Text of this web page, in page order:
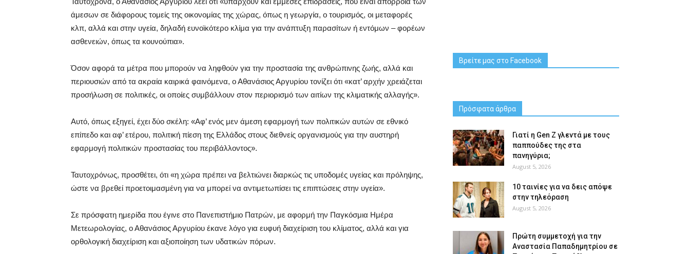
άμεσων σε διάφορους τομείς της οικονομίας της χώρας, όπως η γεωργία, ο τουρισμός, οι μεταφορές
κλπ, αλλά και στην υγεία, δηλαδή ευνοϊκότερο κλίμα για την ανάπτυξη παρασίτων ή εντόμων – φορέων
ασθενειών, όπως τα κουνούπια».
Όσον αφορά τα μέτρα που μπορούν να ληφθούν για την προστασία της ανθρώπινης ζωής, αλλά και
περιουσιών από τα ακραία καιρικά φαινόμενα, ο Αθανάσιος Αργυρίου τονίζει ότι «κατ’ αρχήν χρειάζεται
προσήλωση σε πολιτικές, οι οποίες συμβάλλουν στον περιορισμό των αιτίων της κλιματικής αλλαγής».
Αυτό, όπως εξηγεί, έχει δύο σκέλη: «Αφ’ ενός μεν άμεση εφαρμογή των πολιτικών αυτών σε εθνικό
επίπεδο και αφ’ ετέρου, πολιτική πίεση της Ελλάδος στους διεθνείς οργανισμούς για την αυστηρή
εφαρμογή πολιτικών προστασίας του περιβάλλοντος».
Ταυτοχρόνως, προσθέτει, ότι «η χώρα πρέπει να βελτιώνει διαρκώς τις υποδομές υγείας και πρόληψης,
ώστε να βρεθεί προετοιμασμένη για να μπορεί να αντιμετωπίσει τις επιπτώσεις στην υγεία».
Σε πρόσφατη ημερίδα που έγινε στο Πανεπιστήμιο Πατρών, με αφορμή την Παγκόσμια Ημέρα
Μετεωρολογίας, ο Αθανάσιος Αργυρίου έκανε λόγο για ευφυή διαχείριση του κλίματος, αλλά και για
ορθολογική διαχείριση και αξιοποίηση των υδατικών πόρων.
Βρείτε μας στο Facebook
Πρόσφατα άρθρα
Γιατί η Gen Z γλεντά με τους
παππούδες της στα
πανηγύρια;
August 5, 2026
10 ταινίες για να δεις απόψε
στην τηλεόραση
August 5, 2026
Πρώτη συμμετοχή για την
Αναστασία Παπαδημητρίου σε